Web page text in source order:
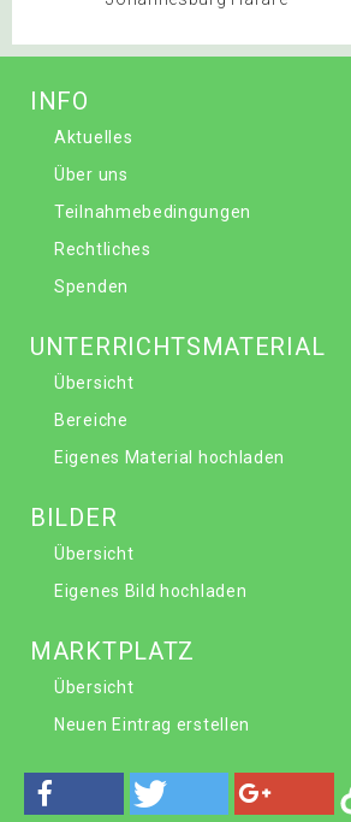
INFO
Aktuelles
Über uns
Teilnahmebedingungen
Rechtliches
Spenden
UNTERRICHTSMATERIAL
Übersicht
Bereiche
Eigenes Material hochladen
BILDER
Übersicht
Eigenes Bild hochladen
MARKTPLATZ
Übersicht
Neuen Eintrag erstellen